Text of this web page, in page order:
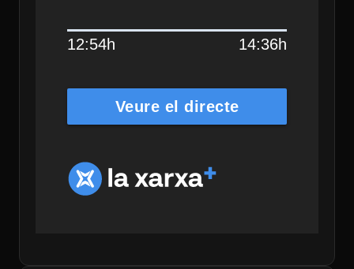
12:54h 14:36h
Veure el directe